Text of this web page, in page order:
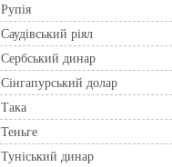
Рупія
Саудівський ріял
Сербський динар
Сінгапурський долар
Така
Теньге
Туніський динар